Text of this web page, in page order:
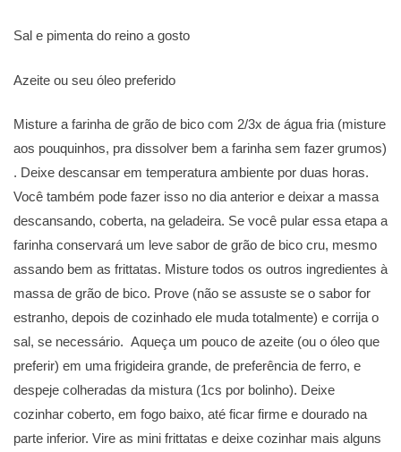
Sal e pimenta do reino a gosto
Azeite ou seu óleo preferido
Misture a farinha de grão de bico com 2/3x de água fria (misture
aos pouquinhos, pra dissolver bem a farinha sem fazer grumos)
. Deixe descansar em temperatura ambiente por duas horas.
Você também pode fazer isso no dia anterior e deixar a massa
descansando, coberta, na geladeira. Se você pular essa etapa a
farinha conservará um leve sabor de grão de bico cru, mesmo
assando bem as frittatas. Misture todos os outros ingredientes à
massa de grão de bico. Prove (não se assuste se o sabor for
estranho, depois de cozinhado ele muda totalmente) e corrija o
sal, se necessário. Aqueça um pouco de azeite (ou o óleo que
preferir) em uma frigideira grande, de preferência de ferro, e
despeje colheradas da mistura (1cs por bolinho). Deixe
cozinhar coberto, em fogo baixo, até ficar firme e dourado na
parte inferior. Vire as mini frittatas e deixe cozinhar mais alguns